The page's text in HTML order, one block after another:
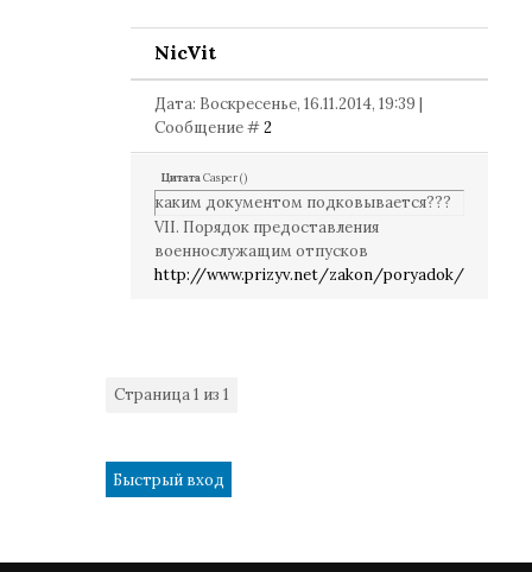
NicVit
Дата: Воскресенье, 16.11.2014, 19:39 |
Сообщение #2
ЦитатаCasper()
каким документом подковывается???
VII. Порядок предоставления
военнослужащим отпусков
http://www.prizyv.net/zakon/poryadok/
Страница1 из 1